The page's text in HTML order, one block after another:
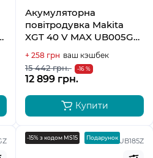
Акумуляторна
повітродувка Makita
XGT 40 V MAX UB005GZ
+ 258 грн ваш кэшбек
15 442 грн. -16 %
12 899 грн.
Купити
DUB185Z
-15% з кодом MS15 Подарунок